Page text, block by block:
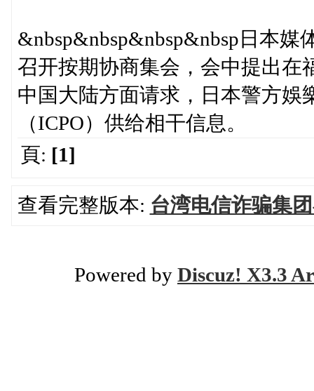
&nbsp&nbsp&nbsp&nbsp日本
召开按期协商集会，会中提出在
中国大陆方面请求，日本警方娛
（ICPO）供给相干信息。
頁: [1]
查看完整版本: 台湾电信诈骗集
Powered by Discuz! X3.3